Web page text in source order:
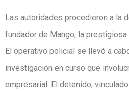
Las autoridades procedieron a la
fundador de Mango, la
El operativo policial se llevó a
investigación en curso que
empresarial. El detenido,